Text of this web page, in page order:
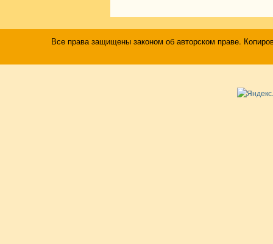
Все права защищены законом об авторском праве.